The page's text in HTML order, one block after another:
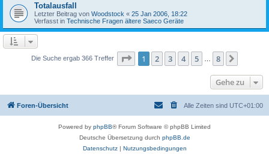
Totalausfall
Letzter Beitrag von Woodstock « 25 Jan 2006, 18:22
Verfasst in Technische Fragen ältere Saeco Geräte
Die Suche ergab 366 Treffer Seite 1von
1 2 3 4 5 8
Gehe zu
Foren-Übersicht Alle Zeiten sind UTC+01:00
Powered by phpBB® Forum Software © phpBB Limited
Deutsche Übersetzung durch phpBB.de
Datenschutz| Nutzungsbedingungen